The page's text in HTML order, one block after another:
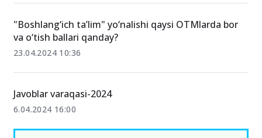
"Boshlang‘ich taʼlim" yo‘nalishi qaysi OTMlarda bor
va o‘tish ballari qanday?
23.04.2024 10:36
Javoblar varaqasi-2024
6.04.2024 16:00